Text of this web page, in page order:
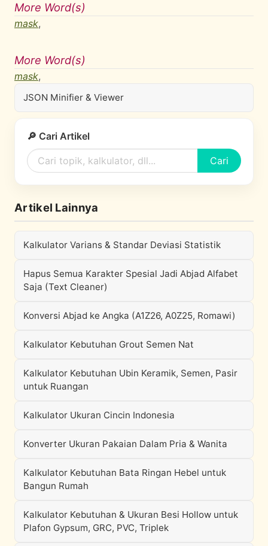
More Word(s)
mask,
More Word(s)
mask,
JSON Minifier & Viewer
🔎 Cari Artikel
Cari
Artikel Lainnya
Kalkulator Varians & Standar Deviasi Statistik
Hapus Semua Karakter Spesial Jadi Abjad Alfabet
Saja (Text Cleaner)
Konversi Abjad ke Angka (A1Z26, A0Z25, Romawi)
Kalkulator Kebutuhan Grout Semen Nat
Kalkulator Kebutuhan Ubin Keramik, Semen, Pasir
untuk Ruangan
Kalkulator Ukuran Cincin Indonesia
Konverter Ukuran Pakaian Dalam Pria & Wanita
Kalkulator Kebutuhan Bata Ringan Hebel untuk
Bangun Rumah
Kalkulator Kebutuhan & Ukuran Besi Hollow untuk
Plafon Gypsum, GRC, PVC, Triplek